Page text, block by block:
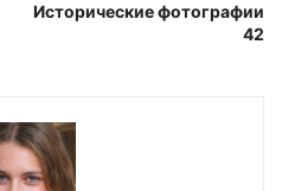
Исторические фотографии
42